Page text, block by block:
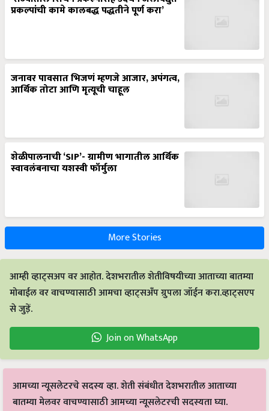
प्रकल्पांची कामे कालबद्ध पद्धतीने पूर्ण करा’
जनावर पावसात भिजणं म्हणजे आजार, अपंगत्व,
आर्थिक तोटा आणि मृत्यूची चाहूल
शेळीपालनाची ‘SIP’- ग्रामीण भागातील आर्थिक
स्वावलंबनाचा यशस्वी फॉर्मुला
More Stories
आम्ही व्हाट्सअप वर आहोत. देशभरातील शेतीविषयीच्या आताच्या बातम्या
मोबाईल वर वाचण्यासाठी आमचा व्हाट्सअँप ग्रुपला जॉईन करा.व्हाट्सएप
से जुड़ें.
Join on WhatsApp
आमच्या न्यूसलेटरचे सदस्य व्हा. शेती संबंधीत देशभरातील आताच्या
बातम्या मेलवर वाचण्यासाठी आमच्या न्यूसलेटरची सदस्यता घ्या.